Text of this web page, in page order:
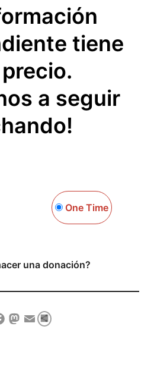
tiene
a seguir
One Time
una donación?
Mastodon
Email
Compartir